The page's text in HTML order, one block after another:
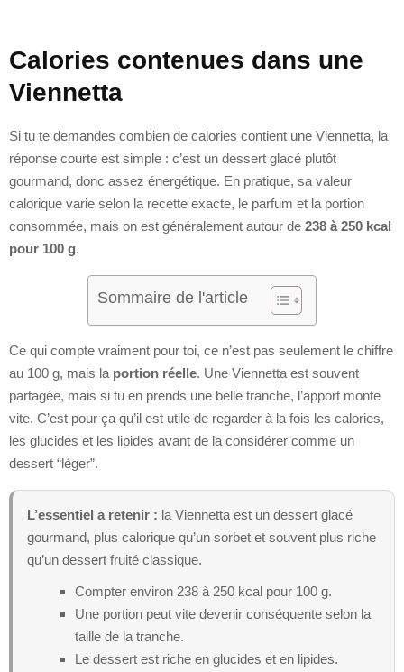
Calories contenues dans une
Viennetta
Si tu te demandes combien de calories contient une Viennetta, la
réponse courte est simple : c’est un dessert glacé plutôt
gourmand, donc assez énergétique. En pratique, sa valeur
calorique varie selon la recette exacte, le parfum et la portion
consommée, mais on est généralement autour de 238 à 250 kcal
pour 100 g.
Sommaire de l'article
Ce qui compte vraiment pour toi, ce n’est pas seulement le chiffre
au 100 g, mais la portion réelle. Une Viennetta est souvent
partagée, mais si tu en prends une belle tranche, l’apport monte
vite. C’est pour ça qu’il est utile de regarder à la fois les calories,
les glucides et les lipides avant de la considérer comme un
dessert “léger”.
L’essentiel a retenir : la Viennetta est un dessert glacé
gourmand, plus calorique qu’un sorbet et souvent plus riche
qu’un dessert fruité classique.
Compter environ 238 à 250 kcal pour 100 g.
Une portion peut vite devenir conséquente selon la
taille de la tranche.
Le dessert est riche en glucides et en lipides.